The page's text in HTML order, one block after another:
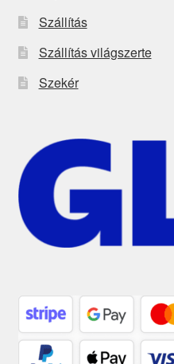
Szállítás
Szállítás világszerte
Szekér